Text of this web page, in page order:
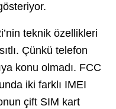
teknik özellikleri
Çünkü telefon
konu olmadı. FCC
iki farklı IMEI
çift SIM kart